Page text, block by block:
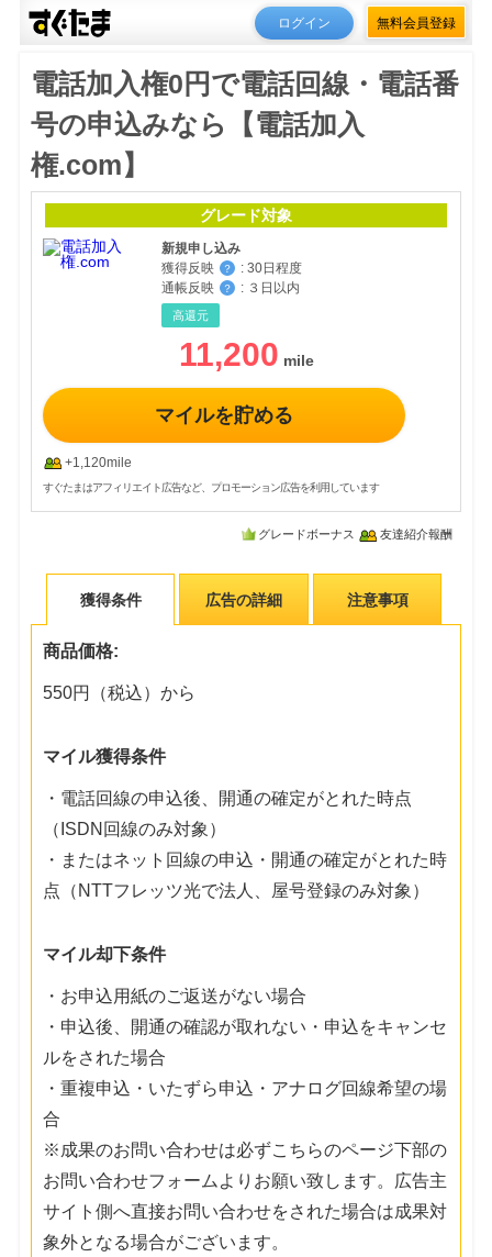
ログイン 無料会員登録
電話加入権0円で電話回線・電話番
号の申込みなら【電話加入
権.com】
グレード対象
新規申し込み
獲得反映
？ : 30日程度
通帳反映
？ : ３日以内
高還元
11,200
マイルを貯める
+1,120mile
すぐたまはアフィリエイト広告など、プロモーション広告を利用しています
グレードボーナス 友達紹介報酬
獲得条件 広告の詳細 注意事項
商品価格:
550円（税込）から
マイル獲得条件
・電話回線の申込後、開通の確定がとれた時点
（ISDN回線のみ対象）
・またはネット回線の申込・開通の確定がとれた時
点（NTTフレッツ光で法人、屋号登録のみ対象）
マイル却下条件
・お申込用紙のご返送がない場合
・申込後、開通の確認が取れない・申込をキャンセ
ルをされた場合
・重複申込・いたずら申込・アナログ回線希望の場
合
※成果のお問い合わせは必ずこちらのページ下部の
お問い合わせフォームよりお願い致します。広告主
サイト側へ直接お問い合わせをされた場合は成果対
象外となる場合がございます。